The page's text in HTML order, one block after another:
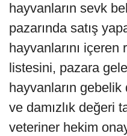
hayvanların sevk
pazarında satış
hayvanlarını
listesini, pazara
hayvanların gebelik
ve damızlık değeri
veteriner hekim